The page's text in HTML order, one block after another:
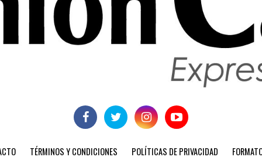
TÉRMINOS Y CONDICIONES POLÍTICAS DE PRIVACIDAD